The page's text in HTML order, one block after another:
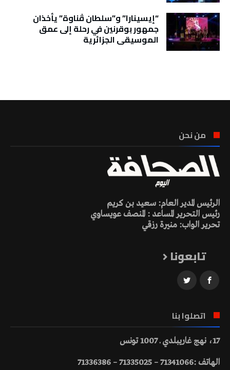
“إيسينارا” و”سلطان ڤناوة” يأخذان
جمهور بوقرنين في رحلة إلى عمق
الموسيقى الجزائرية
من نحن
الرئيس المدير العام: سعيد بن كريم
رئيس التحرير المساعد : المنصف عويساوي
تحرير الواب: منيرة رزقي
تابعونا
اتصلوا بنا
17، نهج غاريبلدي ـ 1007 تونس
الهاتف :71341066 – 71335025 – 71336386